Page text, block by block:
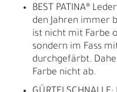
BEST PATINA®
den Jahren immer
ist nicht mit Farbe
sondern im Fass
durchgefärbt.
Farbe nicht ab.